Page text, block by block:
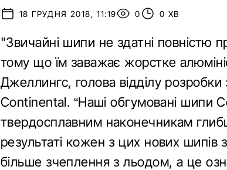
18 ГРУДНЯ 2018, 11:19 0 0 ХВ
"Звичайні шипи не здатні повністю
тому що їм заважає жорстке
Джеллингс, голова відділу
Continental. “Наші обгумовані шипи
твердосплавним наконечникам
результаті кожен з цих нових шипів
більше зчеплення з льодом, а це